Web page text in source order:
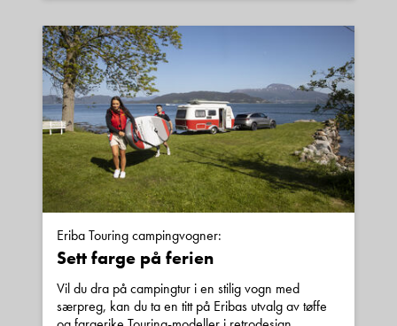
Eriba Touring campingvogner:
Sett farge på ferien
Vil du dra på campingtur i en stilig vogn med
særpreg, kan du ta en titt på Eribas utvalg av tøffe